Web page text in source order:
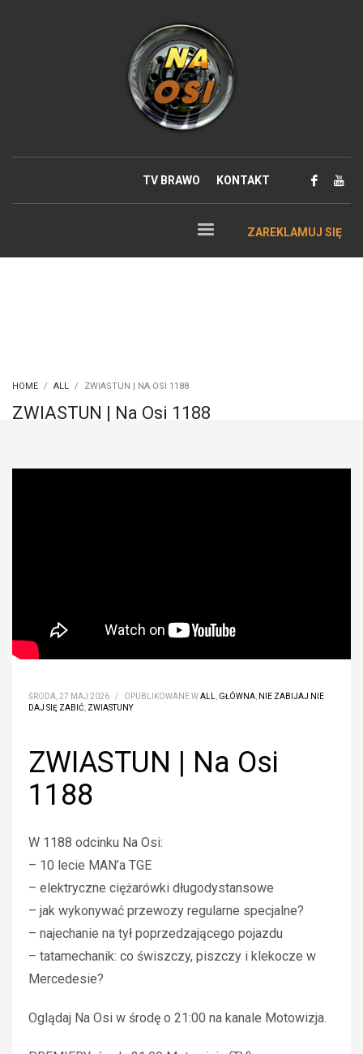
TV BRAWO KONTAKT
ZAREKLAMUJ SIĘ
HOME ALL ZWIASTUN | NA OSI 1188
ZWIASTUN | Na Osi 1188
ŚRODA, 27 MAJ 2026 / OPUBLIKOWANE WALL, GŁÓWNA, NIE ZABIJAJ NIE
DAJ SIĘ ZABIĆ, ZWIASTUNY
ZWIASTUN | Na Osi
1188
W 1188 odcinku Na Osi:
– 10 lecie MAN’a TGE
– elektryczne ciężarówki długodystansowe
– jak wykonywać przewozy regularne specjalne?
– najechanie na tył poprzedzającego pojazdu
– tatamechanik: co świszczy, piszczy i klekocze w
Mercedesie?
Oglądaj Na Osi w środę o 21:00 na kanale Motowizja.